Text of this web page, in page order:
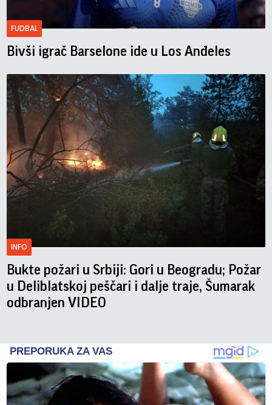
FUDBAL
Bivši igrač Barselone ide u Los Anđeles
INFO
Bukte požari u Srbiji: Gori u Beogradu; Požar
u Deliblatskoj peščari i dalje traje, Šumarak
odbranjen VIDEO